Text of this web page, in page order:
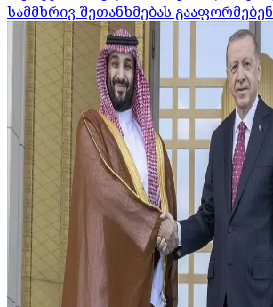
სამმხრივ შეთანხმებას გააფორმებენ